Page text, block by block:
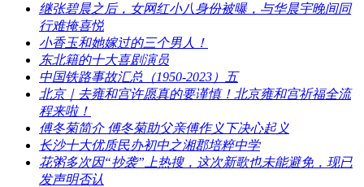
​继张碧晨之后，女网红小八身份被曝，与华晨宇晚间同
行难掩喜悦
​小香玉和她嫁过的三个男人！
​东北籍的十大喜剧演员
​中国铁路事故汇总（1950-2023）五
​北京｜去雍和宫许愿真的要谨慎！北京雍和宫祈福全流
程来啦！
​傅冬菊简介 傅冬菊助父亲傅作义下决心起义
​长沙十大优质民办初中之湘郡培粹中学
​花粥多次因“抄袭”上热搜，这次新歌也未能避免，现已
发声明否认